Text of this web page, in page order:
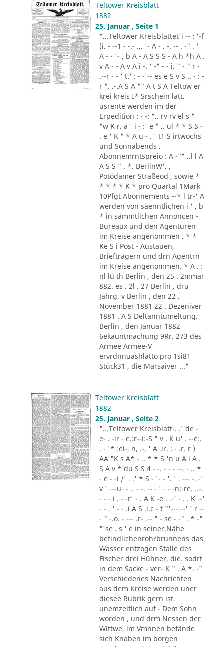
Teltower Kreisblatt
1882
25. Januar , Seite 1
"...Teltower Kreisblattet'i -- : '-f
)i. - --1 - -.- .,. '- A - . -. -- . -" . '
A - - '- , b A - A S S S - A h *h A .
v A - - A v A i -. ' -" - - i. " - " r -
.--r - - ' t.' : - -'-- es e S v S .. - : -
r ". .-.A S A "" A t S A Teltow er
krei kreis I* Srschein latt.
usrente werden im der
Erpedition : - -: ".. rv rv el s "
"w K r. ä ' i - :' e " .. ul * * S S -
. e ' K " * A u - . ' t1 S irtwochs
und Sonnabends .
Abonnemrntspreio : A -"" ..l l A
A S S " . *. BerlinW'. ,
Potödamer Straßeod , sowie *
* * * * K * pro Quartal 1Mark
10Pfgt Abonnements --* l tr-' A
werden von säenntlichen i ' , b
* in sämmtlichen Annoncen -
Bureaux und den Agenturen
im Kreise angenommen . * *
Ke S i Post - Austauen,
Briefträgern und drn Agentrn
im Kreise angenommen. * A . :
nl lü th Berlin , den 25 . 2mmar
882. es . 2l . 27 Berlin , dru
Jahrg. v Berlin , den 22 .
November 1881 22 . Dezeniver
1881 . A S Deltanntumeltung.
Berlin , den Januar 1882
6ekauntmachung 9Rr. 273 des
Armee Armee-V
ervrdnnuashlatto pro 1si81
Stück31 , die Marsaiver ..."
Teltower Kreisblatt
1882
25. Januar , Seite 2
"...Teltower Kreisblatt-. .' de -
e- . -ir - e.:r--i:-S " v . K u' . --e:.
. - '* :el-, n, .-, ' A .ir. : - .r. r )
AA "K s A* - .. * * S 'n u A i A .
S A v * du S S 4 - -. - - - --. - .. *
- e - -i /' . .' * S - '- - '. ' . --- -. -'
v ' ---u- - .. - -. -- - ' - - -n;-re. ..-.
- - - i . - -r' - . A K -e . .-' - . . K --'
- - . ' - - .i A S .i.c - t "'---.--' ' r --
- " -.o. - --- .r- ,-- " - se - -" . * -"
"'se . s ' e in seiner.Nähe
befindlichenrohrbrunnens das
Wasser entzogen Stalle des
Fischer drei Hühner, die. sodrt
in dem Sacke - ver- K " . A *. -"
Verschiedenes Nachrichten
aus dem Kreise werden uner
diesee Rubrik gern ist.
unemzeltlich auf - Dem Sohn
worden , und drm Nessen der
Wittwe, im Vmnnen befände
sich Knaben im borgen